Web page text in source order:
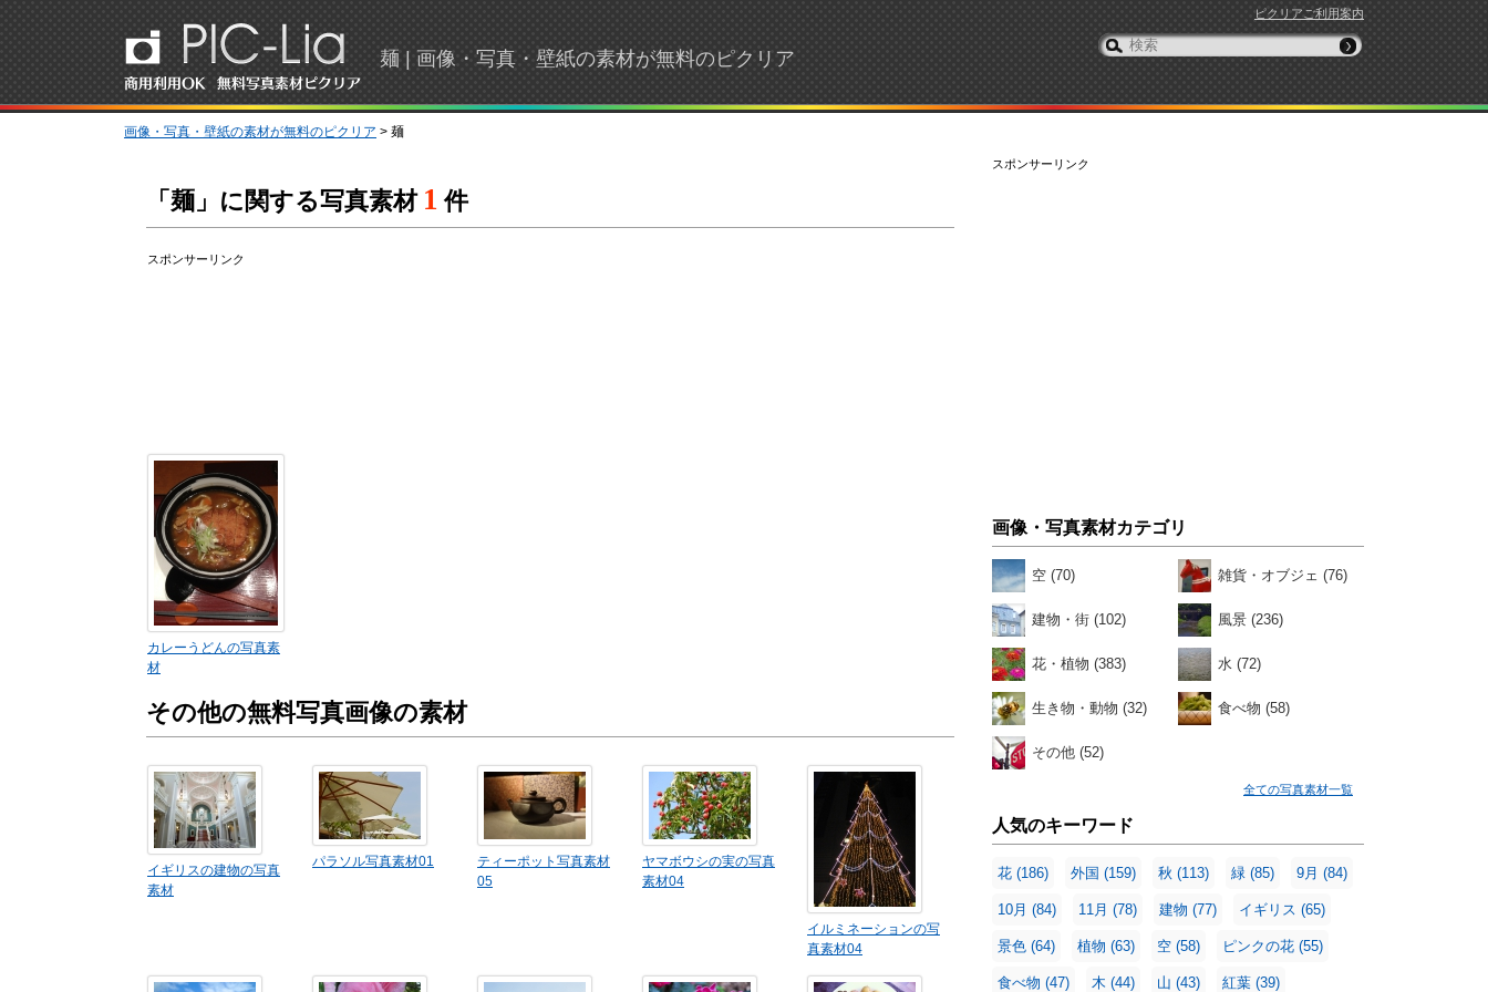
ピクリアご利用案内
麺 | 画像・写真・壁紙の素材が無料のピクリア
画像・写真・壁紙の素材が無料のピクリア > 麺
スポンサーリンク
画像・写真素材カテゴリ
空 (70) 雑貨・オブジェ (76)
建物・街 (102) 風景 (236)
花・植物 (383) 水 (72)
生き物・動物 (32) 食べ物 (58)
その他 (52)
全ての写真素材一覧
人気のキーワード
花 (186) 外国 (159) 秋 (113) 緑 (85) 9月 (84)
10月 (84) 11月 (78) 建物 (77) イギリス (65)
景色 (64) 植物 (63) 空 (58) ピンクの花 (55)
食べ物 (47) 木 (44) 山 (43) 紅葉 (39)
「麺」に関する写真素材 1 件
スポンサーリンク
カレーうどんの写真素
材
その他の無料写真画像の素材
イギリスの建物の写真
素材
パラソル写真素材01
ティーポット写真素材
05
ヤマボウシの実の写真
素材04
イルミネーションの写
真素材04